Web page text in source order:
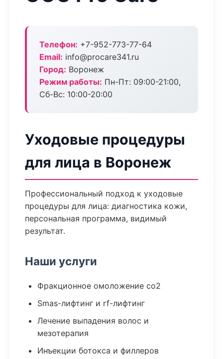
Телефон: +7-952-773-77-64
Email: info@procare341.ru
Город: Воронеж
Режим работы: Пн-Пт: 09:00-21:00,
Сб-Вс: 10:00-20:00
Уходовые процедуры
для лица в Воронеж
Профессиональный подход к уходовые
процедуры для лица: диагностика кожи,
персональная программа, видимый
результат.
Наши услуги
Фракционное омоложение co2
Smas-лифтинг и rf-лифтинг
Лечение выпадения волос и
мезотерапия
Инъекции ботокса и филлеров